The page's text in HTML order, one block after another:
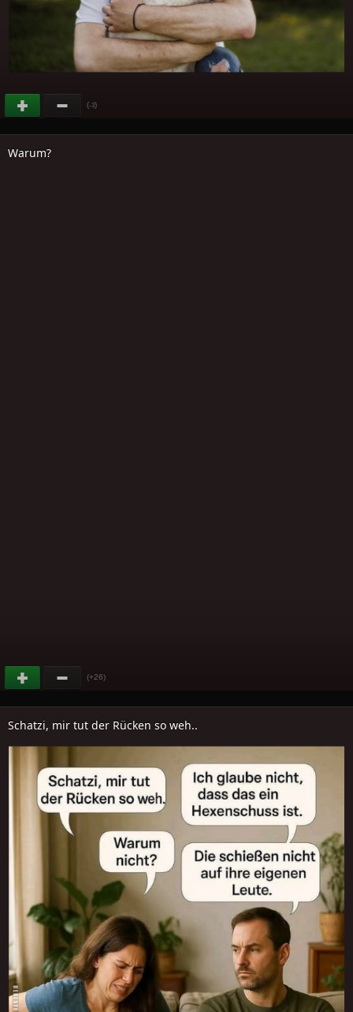
(-3)
Warum?
(+26)
Schatzi, mir tut der Rücken so weh..